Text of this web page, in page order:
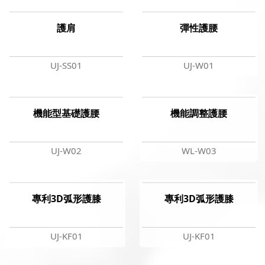
護肩
UJ-SS01
彈性護腰
UJ-W01
機能型基礎護腰
UJ-W02
機能調整護腰
WL-W03
專利3D弧形護膝
UJ-KF01
專利3D弧形護膝
UJ-KF01